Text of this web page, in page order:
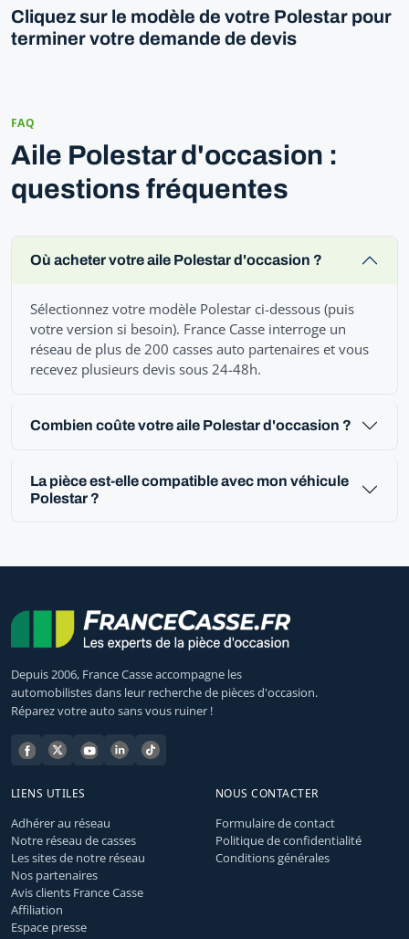
Cliquez sur le modèle de votre Polestar pour
terminer votre demande de devis
FAQ
Aile Polestar d'occasion :
questions fréquentes
Où acheter votre aile Polestar d'occasion ?
Sélectionnez votre modèle Polestar ci-dessous (puis
votre version si besoin). France Casse interroge un
réseau de plus de 200 casses auto partenaires et vous
recevez plusieurs devis sous 24-48h.
Combien coûte votre aile Polestar d'occasion ?
La pièce est-elle compatible avec mon véhicule
Polestar ?
Depuis 2006, France Casse accompagne les
automobilistes dans leur recherche de pièces d'occasion.
Réparez votre auto sans vous ruiner !
LIENS UTILES
Adhérer au réseau
Notre réseau de casses
Les sites de notre réseau
Nos partenaires
Avis clients France Casse
Affiliation
Espace presse
NOUS CONTACTER
Formulaire de contact
Politique de confidentialité
Conditions générales